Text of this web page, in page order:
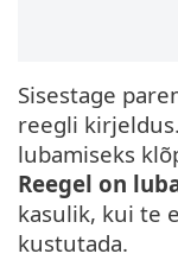
Sisestage
reegli
lubamiseks
Reegel on
kasulik, kui te
kustutada.